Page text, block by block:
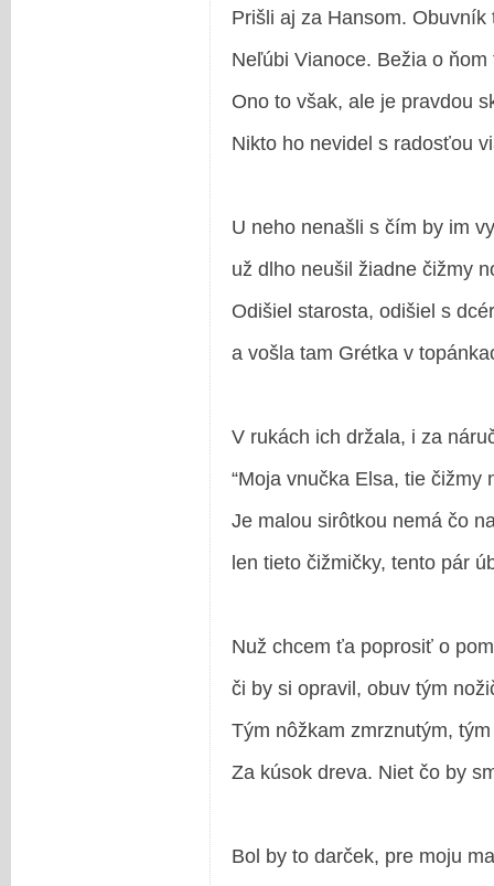
Prišli aj za Hansom. Obuvník
Neľúbi Vianoce. Bežia o ňom
Ono to však, ale je pravdou
Nikto ho nevidel s radosťou
U neho nenašli s čím by im
už dlho neušil žiadne čižmy
Odišiel starosta, odišiel s
a vošla tam Grétka v
V rukách ich držala, i za
“Moja vnučka Elsa, tie čižmy
Je malou sirôtkou nemá čo
len tieto čižmičky, tento pár
Nuž chcem ťa poprosiť o
či by si opravil, obuv tým
Tým nôžkam zmrznutým,
Za kúsok dreva. Niet čo by
Bol by to darček, pre moju